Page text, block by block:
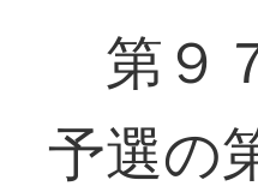
第９
予選の